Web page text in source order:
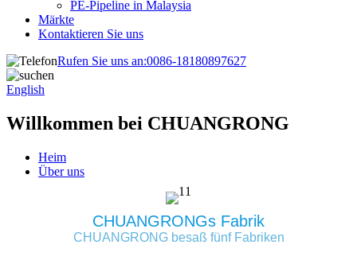
PE-Pipeline in Malaysia
Märkte
Kontaktieren Sie uns
Rufen Sie uns an:0086-18180897627
English
Willkommen bei CHUANGRONG
Heim
Über uns
CHUANGRONGs Fabrik
CHUANGRONG besaß fünf Fabriken